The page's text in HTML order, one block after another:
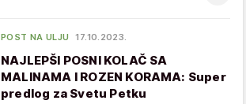
POST NA ULJU 17.10.2023.
NAJLEPŠI POSNI KOLAČ SA
MALINAMA I ROZEN KORAMA: Super
predlog za Svetu Petku